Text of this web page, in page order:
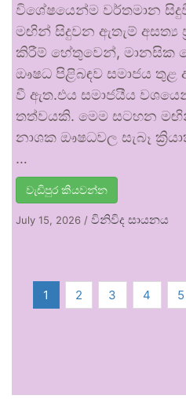
විශේෂයෙන්ම වර්තමාන
මඟින් සිදුවන ඇතැම් අසත්‍ය
කිරීම් හේතුවෙන්, මානසික
ඖෂධ පිළිබඳව සමාජය
වී ඇත.එය සමාජයීය
තත්වයකි. මෙම සටහන
නාශක ඖෂධවල සැබෑ
…
වැඩිපුර කියවන්න
July 15, 2026 / විනිවිද සායනය
1 2 3 4 5